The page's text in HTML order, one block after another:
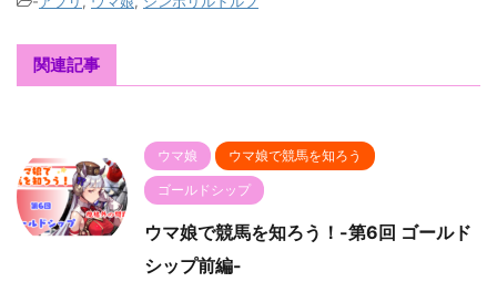
関連記事
ウマ娘 ウマ娘で競馬を知ろう
ゴールドシップ
ウマ娘で競馬を知ろう！-第6回 ゴールド
シップ前編-